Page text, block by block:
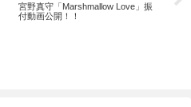
宮野真守「Marshmallow Love」振
付動画公開！！
セ